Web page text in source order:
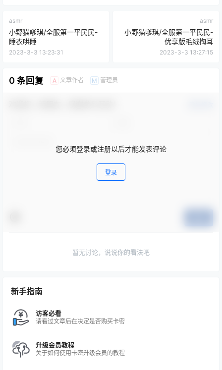
asmr
小野猫嗲琪/全服第一平民民-
睡衣哄睡
2023-3-3 13:23:31
asmr
小野猫嗲琪/全服第一平民民-
优享版毛绒掏耳
2023-3-3 13:27:15
0 条回复 A 文章作者 M 管理员
您必须登录或注册以后才能发表评论
登录
暂无讨论，说说你的看法吧
新手指南
访客必看
请看过文章后在决定是否购买卡密
升级会员教程
关于如何使用卡密升级会员的教程